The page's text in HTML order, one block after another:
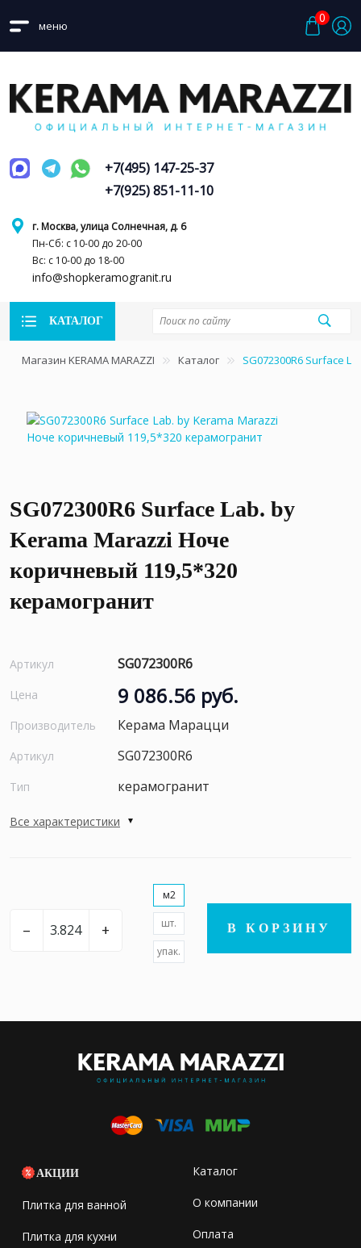
меню
0
г. Москва, улица Солнечная, д. 6
Пн-Сб: с 10-00 до 20-00
Вс: с 10-00 до 18-00
info@shopkeramogranit.ru
+7(495) 147-25-37
+7(925) 851-11-10
КАТАЛОГ
Магазин KERAMA MARAZZI Каталог SG072300R6 Surface
SG072300R6 Surface Lab. by
Kerama Marazzi Ноче
коричневый 119,5*320
керамогранит
Артикул SG072300R6
Цена 9 086.56 руб.
Производитель Керама Марацци
Артикул SG072300R6
Тип керамогранит
Все характеристики
– +
м2
шт.
упак.
В КОРЗИНУ
АКЦИИ
Плитка для ванной
Плитка для кухни
Каталог
О компании
Оплата